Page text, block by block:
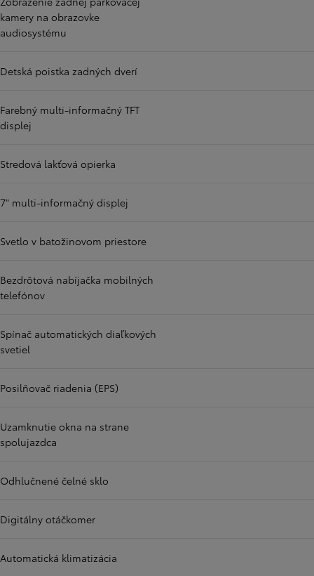
kamery na obrazovke
audiosystému
Detská poistka zadných dverí
Farebný multi-informačný TFT
displej
Stredová lakťová opierka
7" multi-informačný displej
Svetlo v batožinovom priestore
Bezdrôtová nabíjačka mobilných
telefónov
Spínač automatických diaľkových
svetiel
Posilňovač riadenia (EPS)
Uzamknutie okna na strane
spolujazdca
Odhlučnené čelné sklo
Digitálny otáčkomer
Automatická klimatizácia